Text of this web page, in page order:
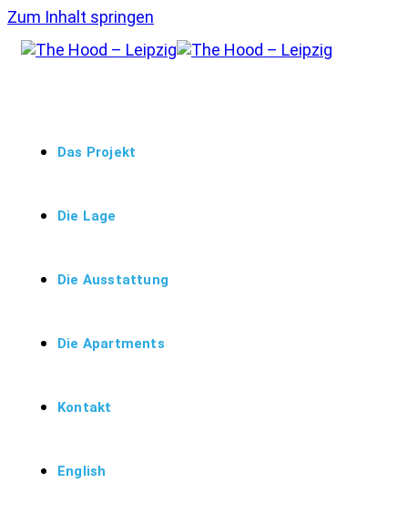
Zum Inhalt springen
Das Projekt
Die Lage
Die Ausstattung
Die Apartments
Kontakt
English